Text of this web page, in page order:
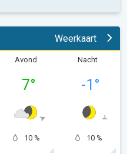
Weerkaart
Avond
7°
10 %
Nacht
-1 °
10 %